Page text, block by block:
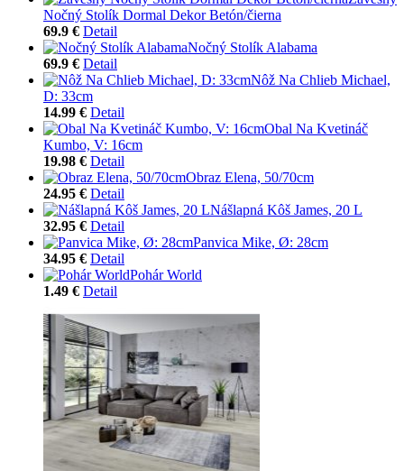
Nočný Stolík Dormal Dekor Betón/čierna
69.9 € Detail
Nočný Stolík Alabama
69.9 € Detail
Nôž Na Chlieb Michael,
D: 33cm
14.99 € Detail
Obal Na Kvetináč
Kumbo, V: 16cm
19.98 € Detail
Obraz Elena, 50/70cm
24.95 € Detail
Nášlapná Kôš James, 20 L
32.95 € Detail
Panvica Mike, Ø: 28cm
34.95 € Detail
Pohár World
1.49 € Detail